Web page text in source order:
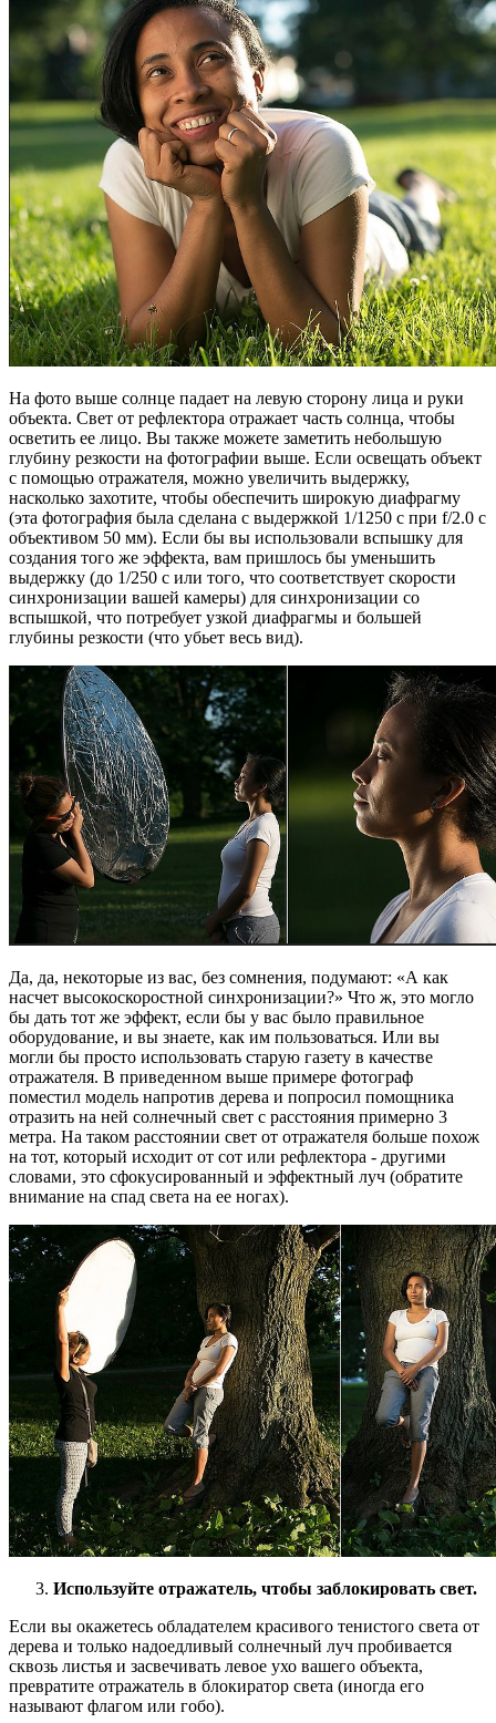
На фото выше солнце падает на левую сторону лица и руки
объекта. Свет от рефлектора отражает часть солнца, чтобы
осветить ее лицо. Вы также можете заметить небольшую
глубину резкости на фотографии выше. Если освещать объект
с помощью отражателя, можно увеличить выдержку,
насколько захотите, чтобы обеспечить широкую диафрагму
(эта фотография была сделана с выдержкой 1/1250 с при f/2.0 с
объективом 50 мм). Если бы вы использовали вспышку для
создания того же эффекта, вам пришлось бы уменьшить
выдержку (до 1/250 с или того, что соответствует скорости
синхронизации вашей камеры) для синхронизации со
вспышкой, что потребует узкой диафрагмы и большей
глубины резкости (что убьет весь вид).
Да, да, некоторые из вас, без сомнения, подумают: «А как
насчет высокоскоростной синхронизации?» Что ж, это могло
бы дать тот же эффект, если бы у вас было правильное
оборудование, и вы знаете, как им пользоваться. Или вы
могли бы просто использовать старую газету в качестве
отражателя. В приведенном выше примере фотограф
поместил модель напротив дерева и попросил помощника
отразить на ней солнечный свет с расстояния примерно 3
метра. На таком расстоянии свет от отражателя больше похож
на тот, который исходит от сот или рефлектора - другими
словами, это сфокусированный и эффектный луч (обратите
внимание на спад света на ее ногах).
Используйте отражатель, чтобы заблокировать свет.
Если вы окажетесь обладателем красивого тенистого света от
дерева и только надоедливый солнечный луч пробивается
сквозь листья и засвечивать левое ухо вашего объекта,
превратите отражатель в блокиратор света (иногда его
называют флагом или гобо).